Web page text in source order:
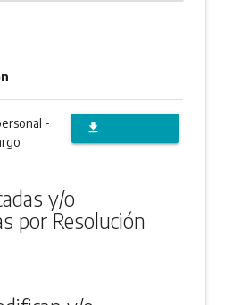
-
file_download
y/o
por Resolución